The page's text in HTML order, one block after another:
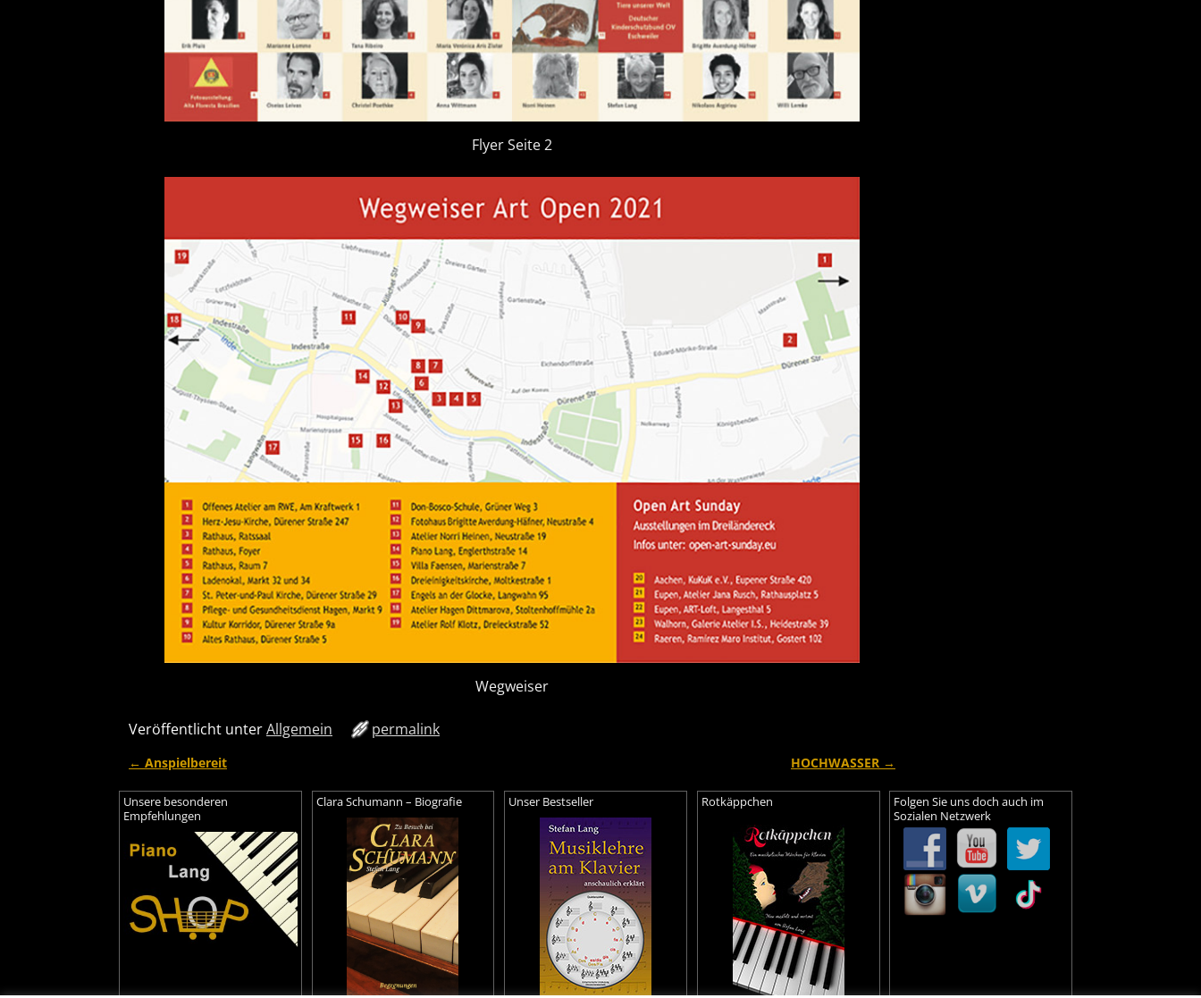
Flyer Seite 2
Wegweiser
Veröffentlicht unterAllgemein permalink
← Anspielbereit HOCHWASSER →
Unsere besonderen
Empfehlungen
Clara Schumann – Biografie Unser Bestseller Rotkäppchen
Folgen Sie uns doch auch im
Sozialen Netzwerk